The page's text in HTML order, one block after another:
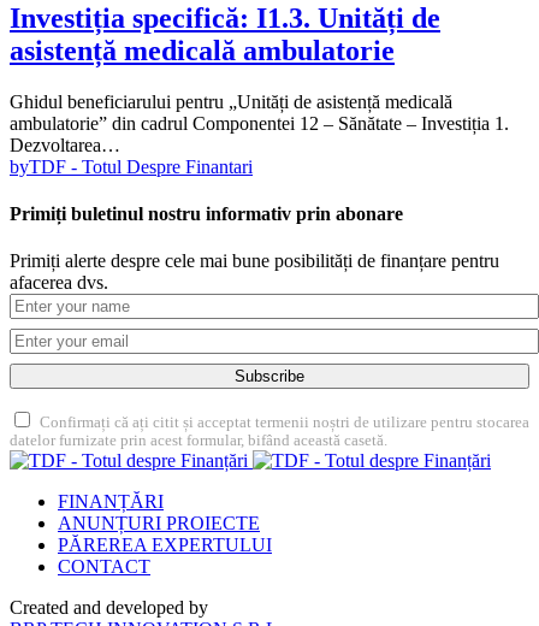
Investiția specifică: I1.3. Unități de
asistență medicală ambulatorie
Ghidul beneficiarului pentru „Unități de asistență medicală
ambulatorie” din cadrul Componentei 12 – Sănătate – Investiția 1.
Dezvoltarea…
byTDF - Totul Despre Finantari
Primiți buletinul nostru informativ prin abonare
Primiți alerte despre cele mai bune posibilități de finanțare pentru
afacerea dvs.
Subscribe
Confirmați că ați citit și acceptat termenii noștri de utilizare pentru stocarea
datelor furnizate prin acest formular, bifând această casetă.
FINANȚĂRI
ANUNȚURI PROIECTE
PĂREREA EXPERTULUI
CONTACT
Created and developed by